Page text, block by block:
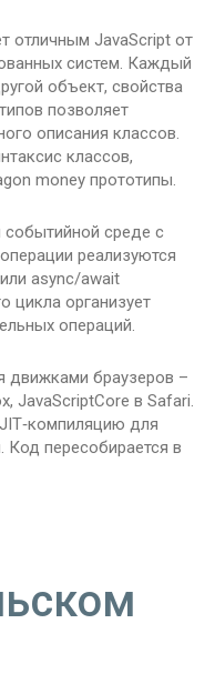
отличным JavaScript от
систем. Каждый
объект, свойства
позволяет
описания классов.
классов,
money прототипы.
среде с
реализуются
async/await
цикла организует
операций.
движками браузеров –
JavaScriptCore в Safari.
для
Код пересобирается в